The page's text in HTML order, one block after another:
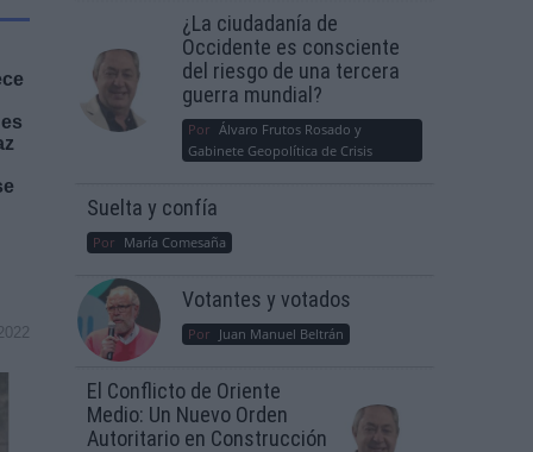
¿La ciudadanía de
Occidente es consciente
del riesgo de una tercera
guerra mundial?
Por Álvaro Frutos Rosado y
Gabinete Geopolítica de Crisis
Suelta y confía
Por María Comesaña
Votantes y votados
Por Juan Manuel Beltrán
El Conflicto de Oriente
Medio: Un Nuevo Orden
Autoritario en Construcción